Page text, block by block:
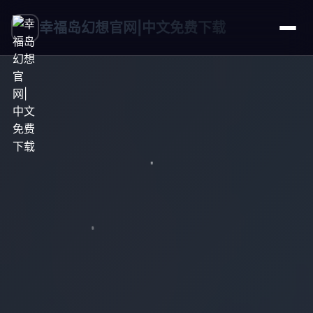
幸福岛幻想官网|中文免费下载